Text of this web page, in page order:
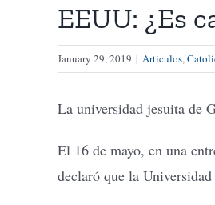
EEUU: ¿Es
January 29, 2019 | Articulos,
La universidad jesuita de
El 16 de mayo, en una
declaró que la